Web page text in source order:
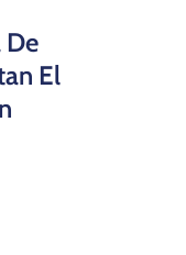
De
El